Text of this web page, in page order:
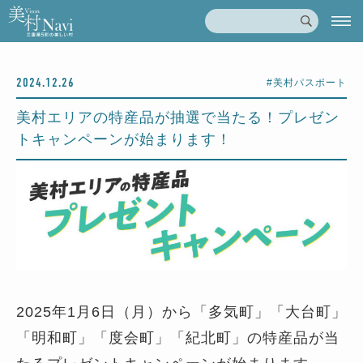
2024.12.26 #美村パスポート
美村エリアの特産品が抽選で当たる！プレゼン
トキャンペーンが始まります！
2025年1月6日（月）から「多気町」「大台町」
「明和町」「度会町」「紀北町」の特産品が当